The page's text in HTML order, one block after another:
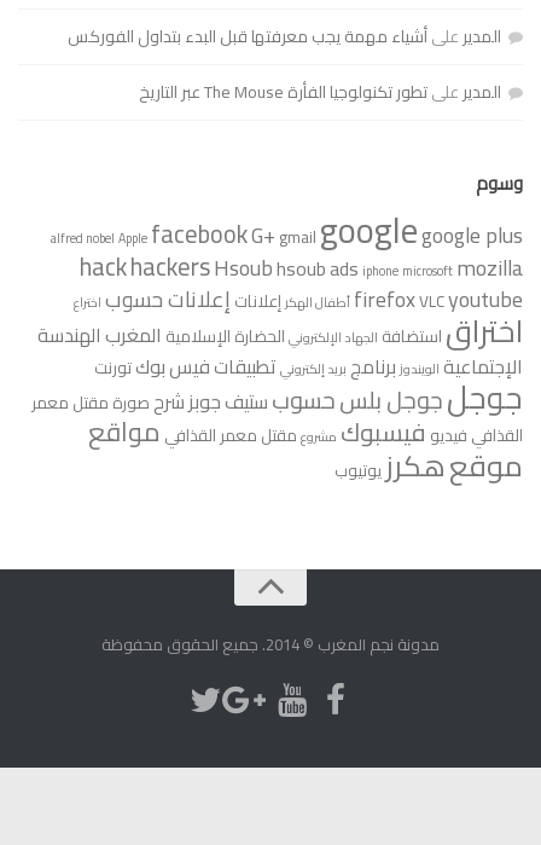
المديرعلىأشياء مهمة يجب معرفتها قبل البدء بتداول الفوركس
المديرعلىتطور تكنولوجيا الفأرة The Mouse عبر التاريخ
وسوم
alfred nobel ApplefacebookG+gmailgooglegoogle plus
hackhackersHsoubhsoub adsiphone microsoft mozilla
firefoxVLCyoutube أطفال الهكرإعلاناتإعلانات حسوباختراع اختراقاستضافة الجهاد الإلكتروني الحضارة الإسلاميةالمغربالهندسة
الإجتماعيةالويندوزبرنامجبريد إلكتروني تطبيقات فيس بوكتورنت جوجل جوجل بلسحسوبستيف جوبزشرحصورة مقتل معمر
القذافيفيديوفيسبوك مشروعمقتل معمر القذافيمواقع
موقعهكرزيوتيوب
مدونة نجم المغرب © 2014. جميع الحقوق محفوظة